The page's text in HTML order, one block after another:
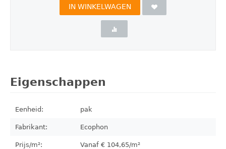
IN WINKELWAGEN
Eigenschappen
Eenheid: pak
Fabrikant: Ecophon
Prijs/m²: Vanaf € 104,65/m²